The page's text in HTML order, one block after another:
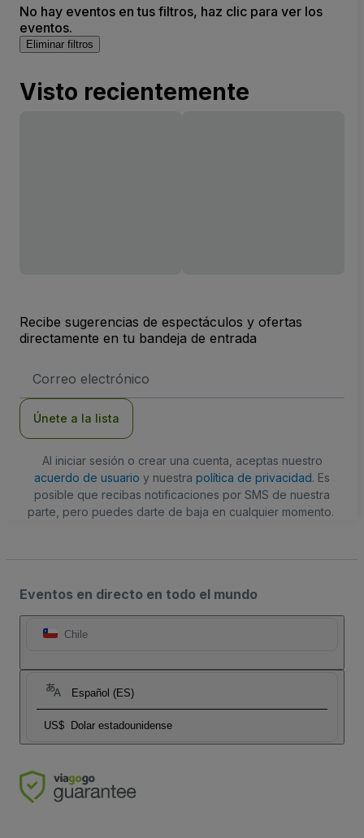
No hay eventos en tus filtros, haz clic para ver los
eventos.
Eliminar filtros
Visto recientemente
Recibe sugerencias de espectáculos y ofertas
directamente en tu bandeja de entrada
de
Únete a la lista
Al iniciar sesión o crear una cuenta, aceptas nuestro
acuerdo de usuario y nuestra política de privacidad. Es
posible que recibas notificaciones por SMS de nuestra
parte, pero puedes darte de baja en cualquier momento.
Eventos en directo en todo el mundo
Chile
Español (ES)
US$ Dolar estadounidense